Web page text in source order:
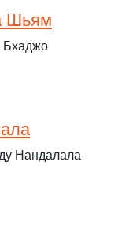
Шьям
Бхаджо
Нандалала